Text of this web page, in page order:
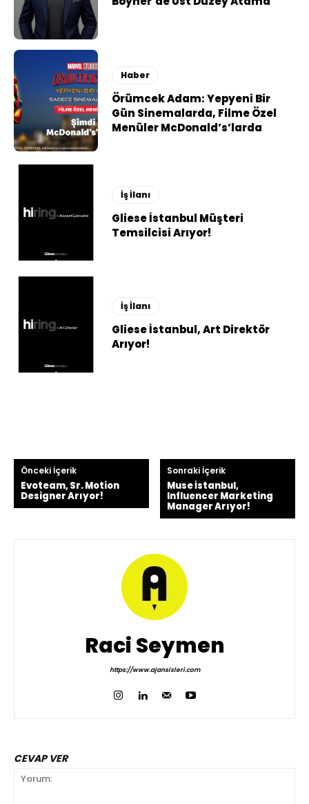
Haber
Örümcek Adam: Yepyeni Bir
Gün Sinemalarda, Filme Özel
Menüler McDonald’s’larda
İş İlanı
Gliese İstanbul Müşteri
Temsilcisi Arıyor!
İş İlanı
Gliese İstanbul, Art Direktör
Arıyor!
Önceki İçerik
Evoteam, Sr. Motion
Designer Arıyor!
Sonraki İçerik
Muse İstanbul,
Influencer Marketing
Manager Arıyor!
Raci Seymen
https://www.ajansisleri.com
CEVAP VER